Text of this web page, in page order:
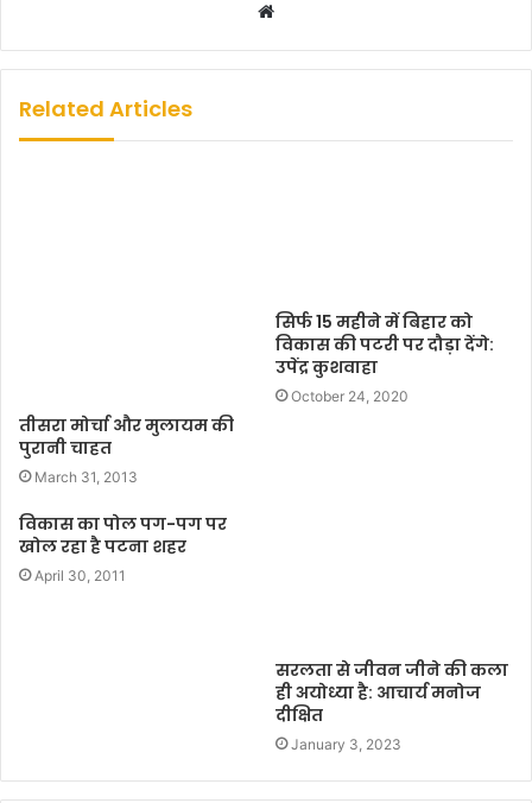
b
Related Articles
तीसरा मोर्चा और मुलायम की
पुरानी चाहत
March 31, 2013
सिर्फ 15 महीने में बिहार को
विकास की पटरी पर दौड़ा देंगे:
उपेंद्र कुशवाहा
October 24, 2020
विकास का पोल पग-पग पर
खोल रहा है पटना शहर
April 30, 2011
सरलता से जीवन जीने की कला
ही अयोध्या है: आचार्य मनोज
दीक्षित
January 3, 2023